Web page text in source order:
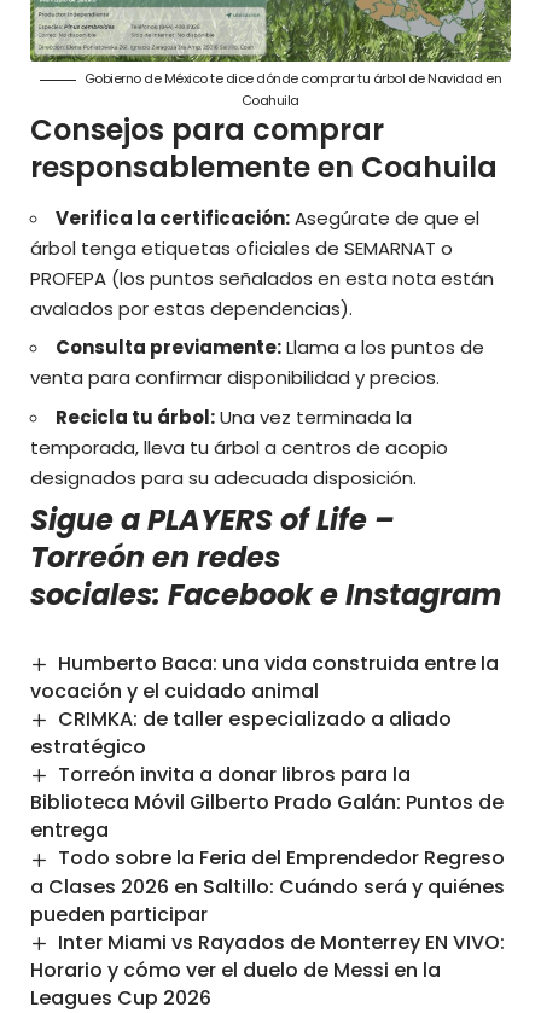
Gobierno de México te dice dónde comprar tu árbol de Navidad en
Coahuila
Consejos para comprar
responsablemente en Coahuila
Verifica la certificación:Asegúrate de que el
árbol tenga etiquetas oficiales de SEMARNAT o
PROFEPA (los puntos señalados en esta nota están
avalados por estas dependencias).
Consulta previamente:Llama a los puntos de
venta para confirmar disponibilidad y precios.
Recicla tu árbol:Una vez terminada la
temporada, lleva tu árbol a centros de acopio
designados para su adecuada disposición.
Sigue a PLAYERS of Life –
Torreón en redes
sociales: FacebookeInstagram
Humberto Baca: una vida construida entre la
vocación y el cuidado animal
CRIMKA: de taller especializado a aliado
estratégico
Torreón invita a donar libros para la
Biblioteca Móvil Gilberto Prado Galán: Puntos de
entrega
Todo sobre la Feria del Emprendedor Regreso
a Clases 2026 en Saltillo: Cuándo será y quiénes
pueden participar
Inter Miami vs Rayados de Monterrey EN VIVO:
Horario y cómo ver el duelo de Messi en la
Leagues Cup 2026